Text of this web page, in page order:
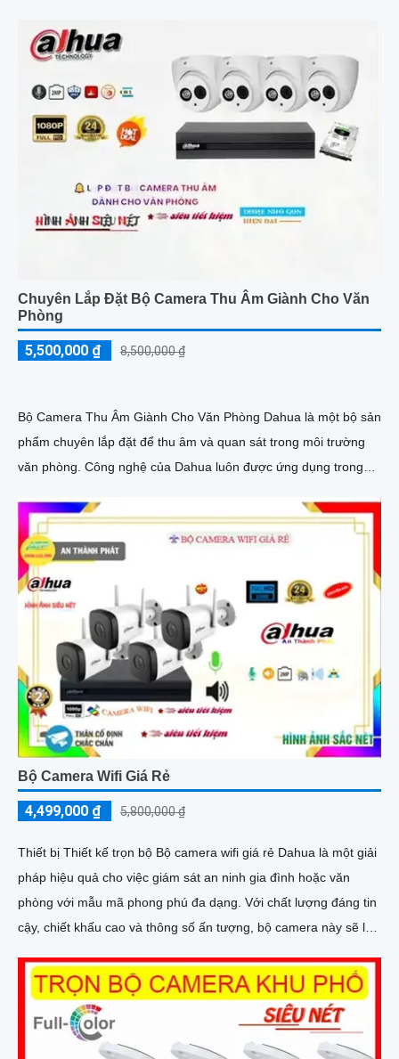
Chuyên Lắp Đặt Bộ Camera Thu Âm Giành Cho Văn
Phòng
5,500,000 ₫ 8,500,000 ₫
Bộ Camera Thu Âm Giành Cho Văn Phòng Dahua là một bộ sản
phẩm chuyên lắp đặt để thu âm và quan sát trong môi trường
văn phòng. Công nghệ của Dahua luôn được ứng dụng trong
Bộ Camera Wifi Giá Rẻ
4,499,000 ₫ 5,800,000 ₫
Thiết bị Thiết kế trọn bộ Bộ camera wifi giá rẻ Dahua là một giải
pháp hiệu quả cho việc giám sát an ninh gia đình hoặc văn
phòng với mẫu mã phong phú đa dạng. Với chất lượng đáng tin
cậy, chiết khấu cao và thông số ấn tượng, bộ camera này sẽ là